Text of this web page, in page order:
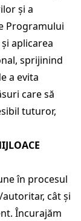
și a
Programului
aplicarea
sprijinind
a evita
care să
tuturor,
în procesul
cât și
Încurajăm